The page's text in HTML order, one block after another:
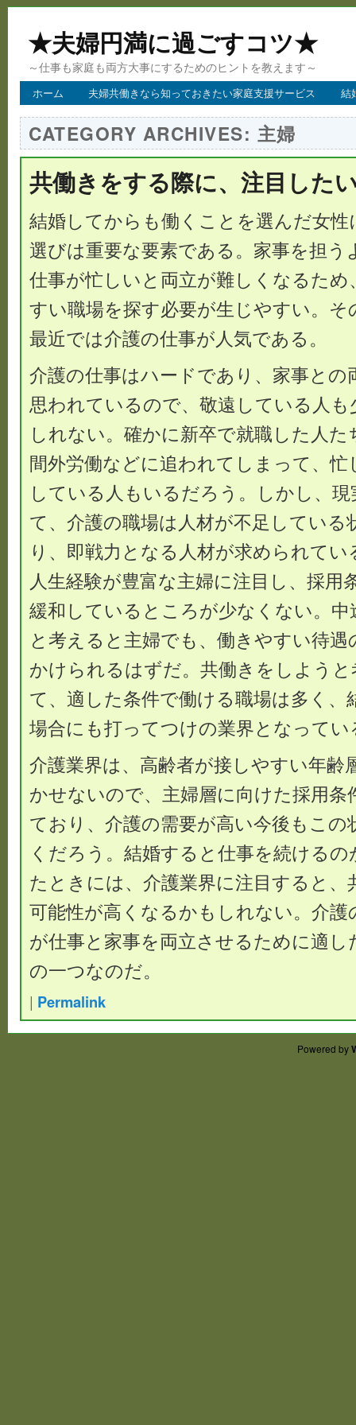
★夫婦円満に過ごすコツ★
～仕事も家庭も両方大事にするためのヒントを教えます～
ホーム 夫婦共働きなら知っておきたい家庭支援サービス 結
CATEGORY ARCHIVES: 主婦
共働きをする際に、注目した
結婚してからも働くことを選んだ女
選びは重要な要素である。家事を担う
仕事が忙しいと両立が難しくなるた
すい職場を探す必要が生じやすい。そ
最近では介護の仕事が人気である。
介護の仕事はハードであり、家事との
思われているので、敬遠している人
しれない。確かに新卒で就職した人
間外労働などに追われてしまって、忙
している人もいるだろう。しかし、
て、介護の職場は人材が不足している
り、即戦力となる人材が求められて
人生経験が豊富な主婦に注目し、採用
緩和しているところが少なくない。
と考えると主婦でも、働きやすい待
かけられるはずだ。共働きをしよう
て、適した条件で働ける職場は多く、
場合にも打ってつけの業界となってい
介護業界は、高齢者が接しやすい年齢
かせないので、主婦層に向けた採用条
ており、介護の需要が高い今後もこの
くだろう。結婚すると仕事を続ける
たときには、介護業界に注目すると、
可能性が高くなるかもしれない。介護
が仕事と家事を両立させるために適し
の一つなのだ。
| Permalink
Powered by